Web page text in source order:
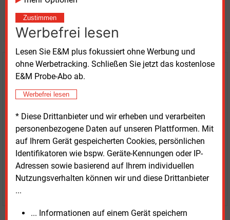
Zustimmen
Werbefrei lesen
Lesen Sie E&M plus fokussiert ohne Werbung und
ohne Werbetracking. Schließen Sie jetzt das kostenlose
E&M Probe-Abo ab.
Werbefrei lesen
* Diese Drittanbieter und wir erheben und verarbeiten
personenbezogene Daten auf unseren Plattformen. Mit
auf Ihrem Gerät gespeicherten Cookies, persönlichen
Identifikatoren wie bspw. Geräte-Kennungen oder IP-
Adressen sowie basierend auf Ihrem individuellen
Nutzungsverhalten können wir und diese Drittanbieter
...
... Informationen auf einem Gerät speichern
Möchten Sie diese und
weitere Nachrichten lesen?
Kaufen Sie den Artikel
erhalten Sie sofort diesen redaktionellen Beitrag für
JETZT ARTIKEL KAUFEN